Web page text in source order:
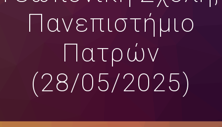
Πανεπιστήμιο
Πατρών
(28/05/2025)